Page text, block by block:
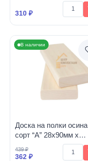
310 ₽
В наличии
Доска на полки осина
сорт “А” 28х90мм х
439 ₽
362 ₽